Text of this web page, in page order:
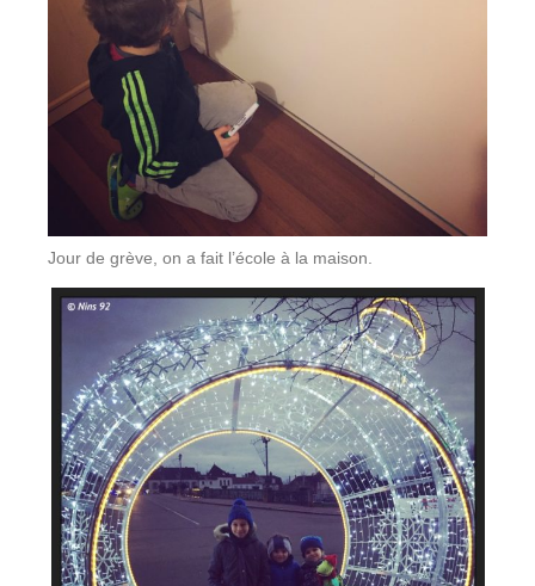
Jour de grève, on a fait l’école à la maison.